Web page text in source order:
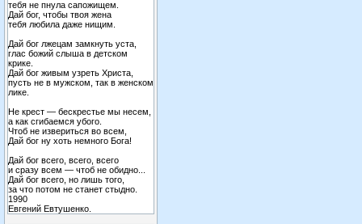
тебя не пнула сапожищем.
Дай бог, чтобы твоя жена
тебя любила даже нищим.
Дай бог лжецам замкнуть уста,
глас божий слыша в детском
крике.
Дай бог живым узреть Христа,
пусть не в мужском, так в женском
лике.
Не крест — бескрестье мы несем,
а как сгибаемся убого.
Чтоб не извериться во всем,
Дай бог ну хоть немного Бога!
Дай бог всего, всего, всего
и сразу всем — чтоб не обидно...
Дай бог всего, но лишь того,
за что потом не станет стыдно.
1990
Евгений Евтушенко.